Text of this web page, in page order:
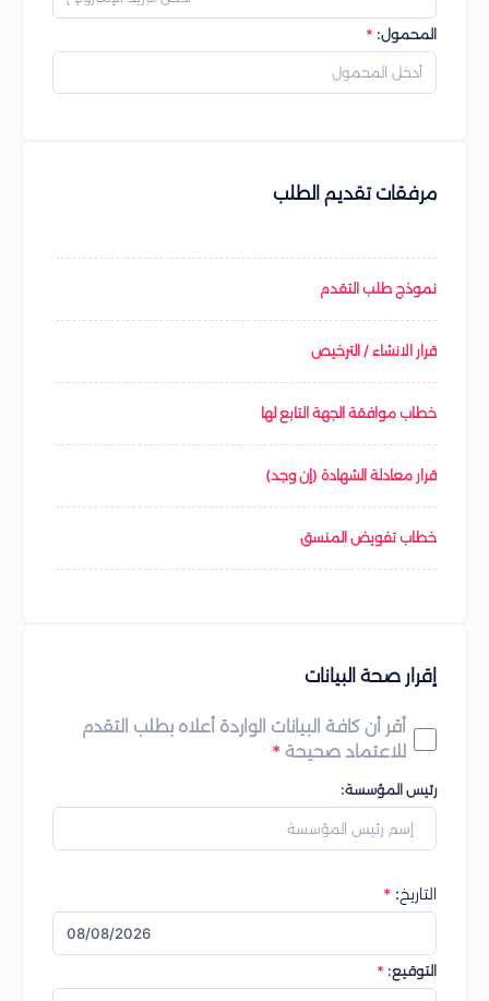
المحمول:
مرفقات تقديم الطلب
نموذج طلب التقدم
قرار الانشاء / الترخيص
خطاب موافقة الجهة التابع لها
قرار معادلة الشهادة (إن وجد)
خطاب تفويض المنسق
إقرار صحة البيانات
أقر أن كافة البيانات الواردة أعلاه بطلب التقدم
للاعتماد صحيحة
رئيس المؤسسة:
التاريخ:
التوقيع: